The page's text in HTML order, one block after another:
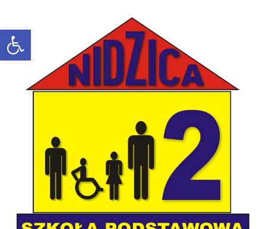
Open toolbar